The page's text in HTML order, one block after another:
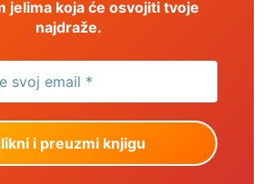
jelima koja će osvojiti tvoje
najdraže.